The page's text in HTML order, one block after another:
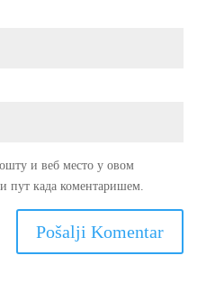
и веб место у овом
пут када коментаришем.